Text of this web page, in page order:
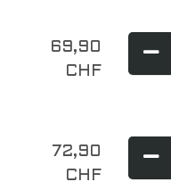
69,90
CHF
72,90
CHF